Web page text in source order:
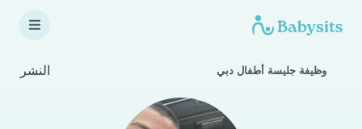
وظيفة جليسة أطفال دبي النشر